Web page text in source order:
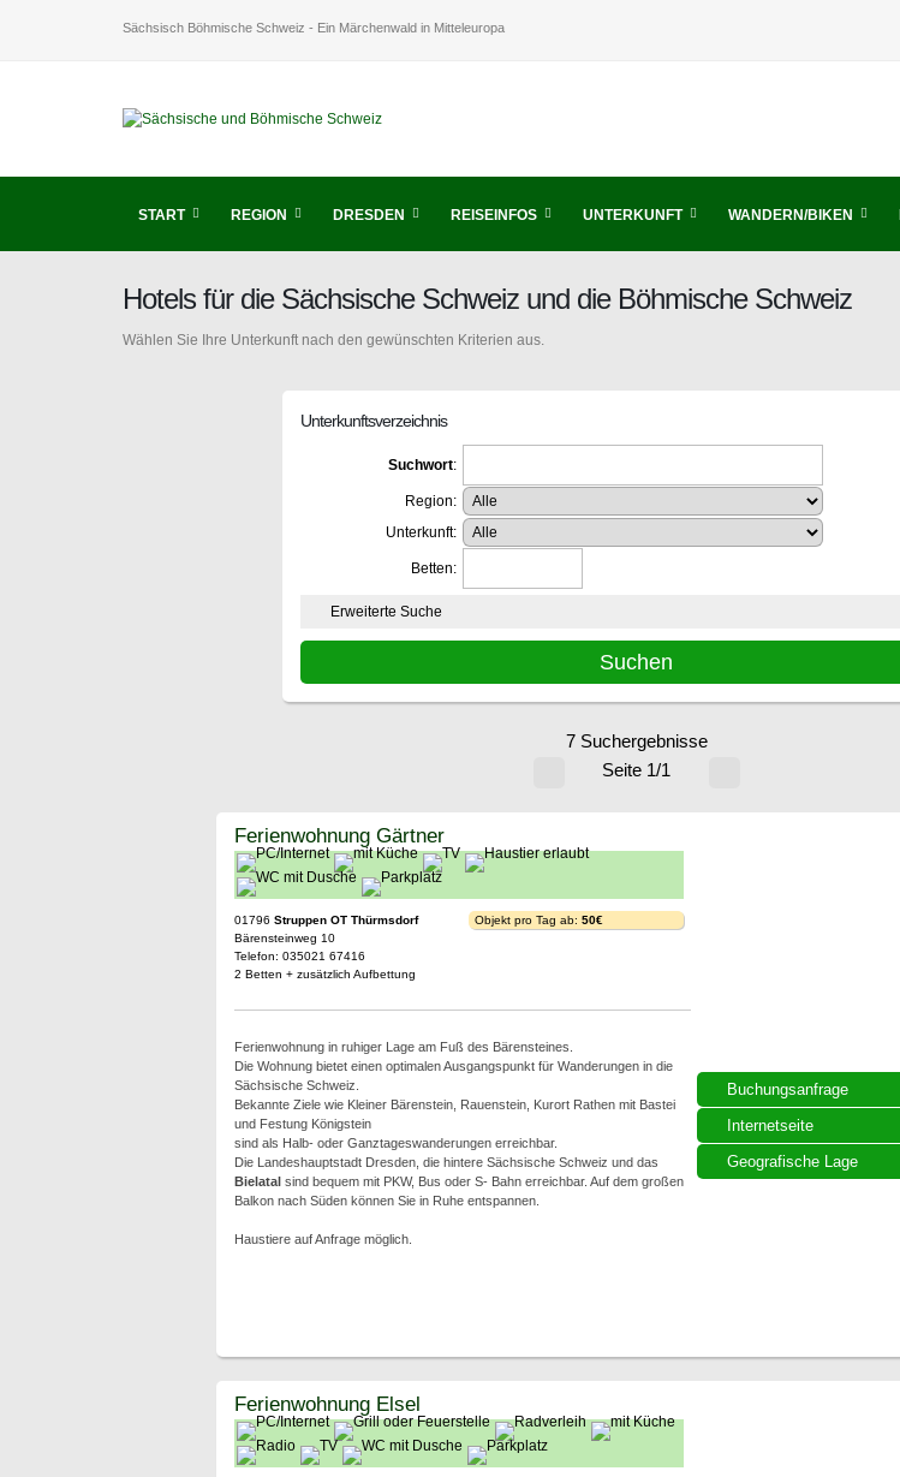
Sächsisch Böhmische Schweiz - Ein Märchenwald in Mitteleuropa
START REGION DRESDEN REISEINFOS UNTERKUNFT WANDERN/BIKEN
Hotels für die Sächsische Schweiz und die Böhmische Schweiz
Wählen Sie Ihre Unterkunft nach den gewünschten Kriterien aus.
Unterkunftsverzeichnis
Suchwort:
Region:
Unterkunft:
Betten:
Erweiterte Suche
7 Suchergebnisse
Seite 1/1
Buchungsanfrage
Internetseite
Geografische Lage
Ferienwohnung Gärtner
01796 Struppen OT Thürmsdorf
Bärensteinweg 10
Telefon: 035021 67416
2 Betten + zusätzlich Aufbettung
Objekt pro Tag ab: 50€
Ferienwohnung in ruhiger Lage am Fuß des Bärensteines.
Die Wohnung bietet einen optimalen Ausgangspunkt für Wanderungen in die
Sächsische Schweiz.
Bekannte Ziele wie Kleiner Bärenstein, Rauenstein, Kurort Rathen mit Bastei
und Festung Königstein
sind als Halb- oder Ganztageswanderungen erreichbar.
Die Landeshauptstadt Dresden, die hintere Sächsische Schweiz und das
Bielatalsind bequem mit PKW, Bus oder S- Bahn erreichbar. Auf dem großen
Balkon nach Süden können Sie in Ruhe entspannen.
Haustiere auf Anfrage möglich.
Ferienwohnung Elsel